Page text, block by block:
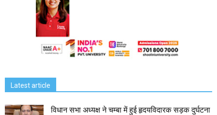
Latest article
विधान सभा अध्यक्ष ने चम्बा में हुई हृदयविदारक सड़क दुर्घटना